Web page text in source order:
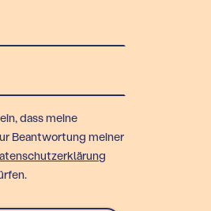
dass meine
Beantwortung meiner